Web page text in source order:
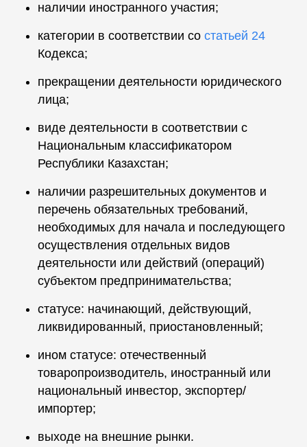
наличии иностранного участия;
категории в соответствии со статьей 24
Кодекса;
прекращении деятельности юридического
лица;
виде деятельности в соответствии с
Национальным классификатором
Республики Казахстан;
наличии разрешительных документов и
перечень обязательных требований,
необходимых для начала и последующего
осуществления отдельных видов
деятельности или действий (операций)
субъектом предпринимательства;
статусе: начинающий, действующий,
ликвидированный, приостановленный;
ином статусе: отечественный
товаропроизводитель, иностранный или
национальный инвестор, экспортер/
импортер;
выходе на внешние рынки.